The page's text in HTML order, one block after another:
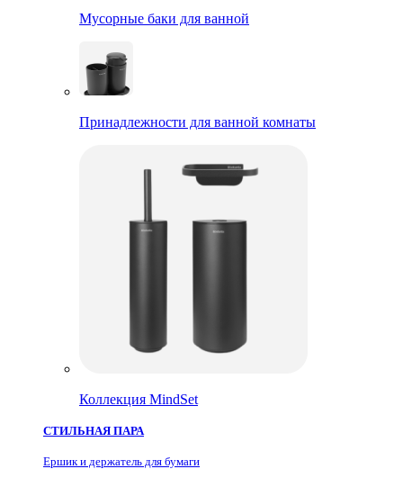
Мусорные баки для ванной
Принадлежности для ванной комнаты
Коллекция MindSet
СТИЛЬНАЯ ПАРА
Ершик и держатель для бумаги